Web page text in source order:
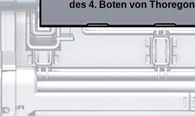
des 4. Boten von Thoregon